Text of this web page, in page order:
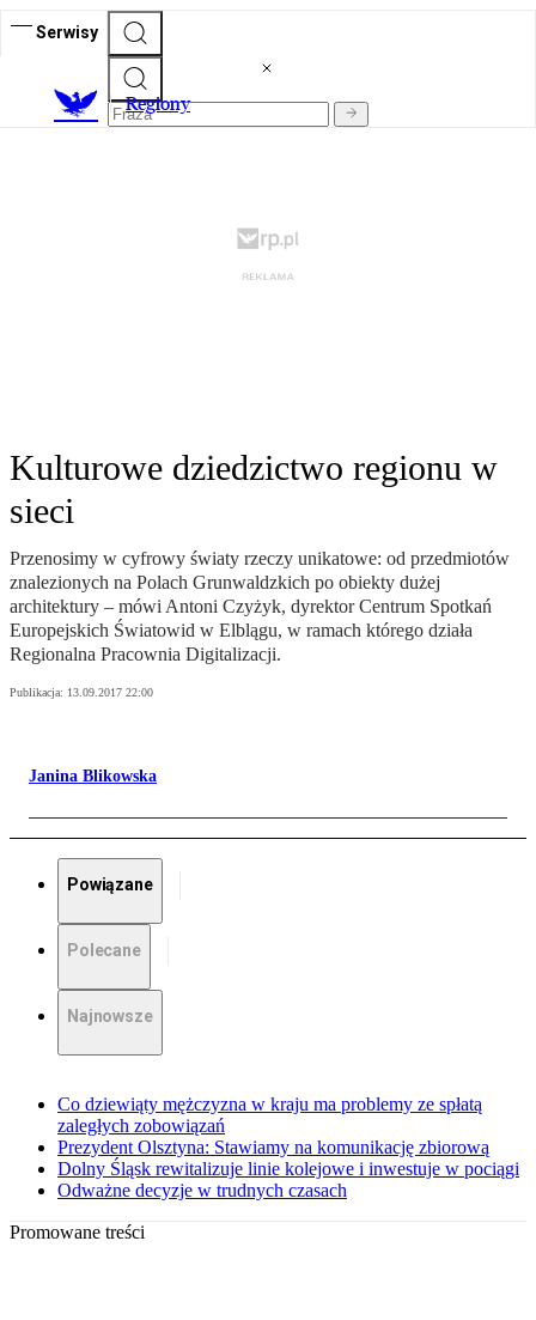
Serwisy
Regiony
Kulturowe dziedzictwo regionu w
sieci
Przenosimy w cyfrowy światy rzeczy unikatowe: od przedmiotów
znalezionych na Polach Grunwaldzkich po obiekty dużej
architektury – mówi Antoni Czyżyk, dyrektor Centrum Spotkań
Europejskich Światowid w Elblągu, w ramach którego działa
Regionalna Pracownia Digitalizacji.
Publikacja: 13.09.2017 22:00
Janina Blikowska
Powiązane
Polecane
Najnowsze
Co dziewiąty mężczyzna w kraju ma problemy ze spłatą
zaległych zobowiązań
Prezydent Olsztyna: Stawiamy na komunikację zbiorową
Dolny Śląsk rewitalizuje linie kolejowe i inwestuje w pociągi
Odważne decyzje w trudnych czasach
Promowane treści